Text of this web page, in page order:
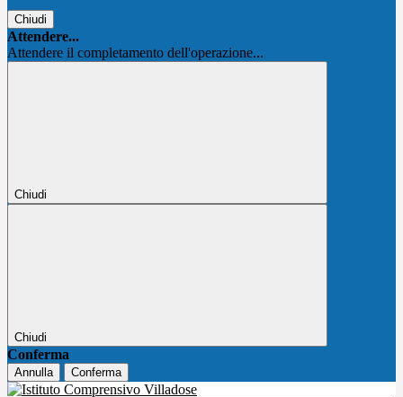
Chiudi
Attendere...
Attendere il completamento dell'operazione...
Chiudi
Chiudi
Conferma
Annulla Conferma